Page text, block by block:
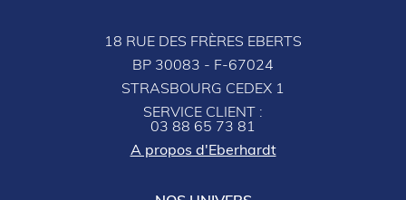
18 RUE DES FRÈRES EBERTS
BP 30083 - F-67024
STRASBOURG CEDEX 1
SERVICE CLIENT :
03 88 65 73 81
A propos d'Eberhardt